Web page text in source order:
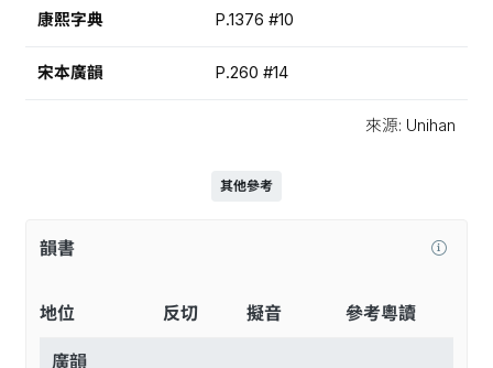
康熙字典 P.1376 #10
宋本廣韻 P.260 #14
來源: Unihan
其他參考
韻書
地位 反切 擬音 參考粵讀
廣韻